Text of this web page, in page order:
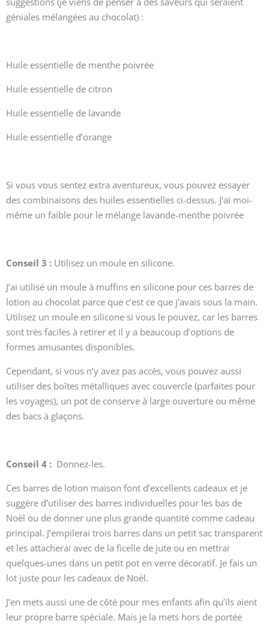
géniales mélangées au chocolat) :
Huile essentielle de menthe poivrée
Huile essentielle de citron
Huile essentielle de lavande
Huile essentielle d’orange
Si vous vous sentez extra aventureux, vous pouvez essayer
des combinaisons des huiles essentielles ci-dessus. J’ai moi-
même un faible pour le mélange lavande-menthe poivrée
Conseil 3 : Utilisez un moule en silicone.
J’ai utilisé un moule à muffins en silicone pour ces barres de
lotion au chocolat parce que c’est ce que j’avais sous la main.
Utilisez un moule en silicone si vous le pouvez, car les barres
sont très faciles à retirer et il y a beaucoup d’options de
formes amusantes disponibles.
Cependant, si vous n’y avez pas accès, vous pouvez aussi
utiliser des boîtes métalliques avec couvercle (parfaites pour
les voyages), un pot de conserve à large ouverture ou même
des bacs à glaçons.
Conseil 4 : Donnez-les.
Ces barres de lotion maison font d’excellents cadeaux et je
suggère d’utiliser des barres individuelles pour les bas de
Noël ou de donner une plus grande quantité comme cadeau
principal. J’empilerai trois barres dans un petit sac transparent
et les attacherai avec de la ficelle de jute ou en mettrai
quelques-unes dans un petit pot en verre décoratif. Je fais un
lot juste pour les cadeaux de Noël.
J’en mets aussi une de côté pour mes enfants afin qu’ils aient
leur propre barre spéciale. Mais je la mets hors de portée